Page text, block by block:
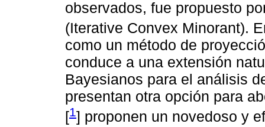
observados, fue propuesto
(Iterative Convex Minorant).
como un método de
conduce a una extensión
Bayesianos para el análisis
presentan otra opción para
[1] proponen un novedoso y